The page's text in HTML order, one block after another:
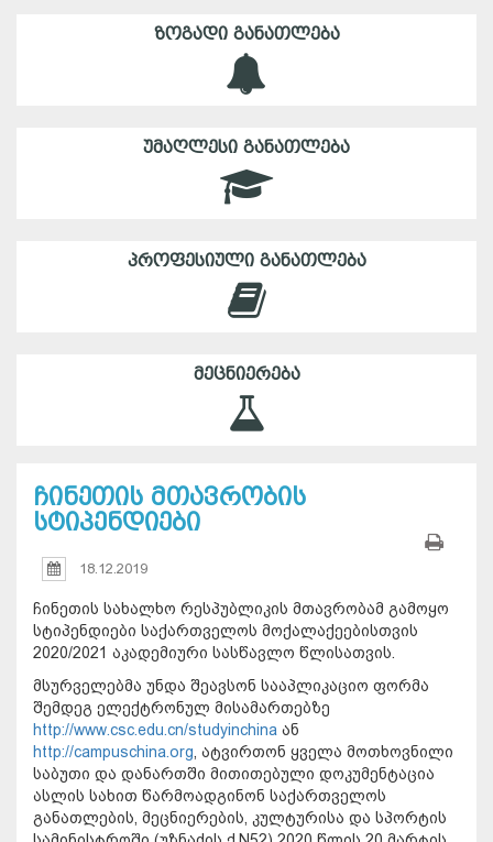
ᲖᲝᲒᲐᲓᲘ ᲒᲐᲜᲐᲗᲚᲔᲑᲐ
ᲣᲛᲐᲦᲚᲔᲡᲘ ᲒᲐᲜᲐᲗᲚᲔᲑᲐ
ᲞᲠᲝᲤᲔᲡᲘᲣᲚᲘ ᲒᲐᲜᲐᲗᲚᲔᲑᲐ
ᲛᲔᲪᲜᲘᲔᲠᲔᲑᲐ
ჩინეთის მთავრობის
სტიპენდიები
18.12.2019
ჩინეთის სახალხო რესპუბლიკის მთავრობამ გამოყო
სტიპენდიები საქართველოს მოქალაქეებისთვის
2020/2021 აკადემიური სასწავლო წლისათვის.
მსურველებმა უნდა შეავსონ სააპლიკაციო ფორმა
შემდეგ ელექტრონულ მისამართებზე
http://www.csc.edu.cn/studyinchina ან
http://campuschina.org, ატვირთონ ყველა მოთხოვნილი
საბუთი და დანართში მითითებული დოკუმენტაცია
ასლის სახით წარმოადგინონ საქართველოს
განათლების, მეცნიერების, კულტურისა და სპორტის